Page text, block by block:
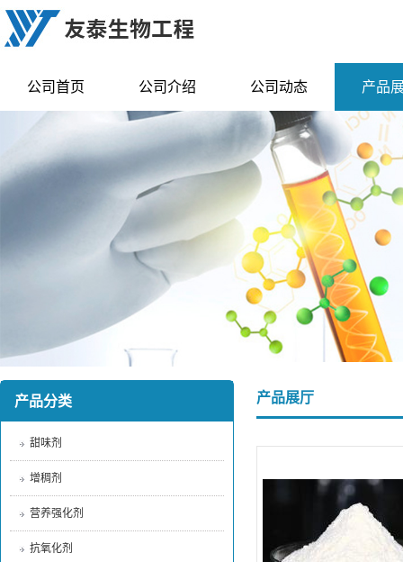
公司首页 公司介绍 公司动态 产品
产品分类
甜味剂
增稠剂
营养强化剂
抗氧化剂
产品展厅